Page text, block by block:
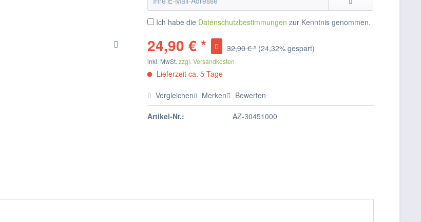
Ich habe die Datenschutzbestimmungen zur Kenntnis genommen.
24,90 € * 32,90 € * (24,32% gespart)
inkl. MwSt.zzgl. Versandkosten
Lieferzeit ca. 5 Tage
Vergleichen Merken Bewerten
Artikel-Nr.: AZ-30451000